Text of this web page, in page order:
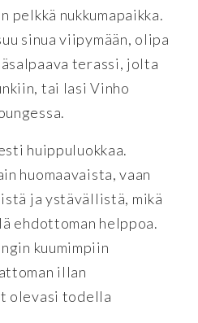
pelkkä nukkumapaikka.
sinua viipymään, olipa
terassi, jolta
tai lasi Vinho
huippuluokkaa.
huomaavaista, vaan
ja ystävällistä, mikä
ehdottoman helppoa.
kuumimpiin
illan
olevasi todella